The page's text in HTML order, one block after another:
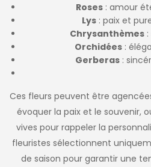
Roses: amour
Lys: paix et
Chrysanthèmes
Orchidées:
Gerberas :
Ces fleurs peuvent être
évoquer la paix et le souvenir,
vives pour rappeler la
fleuristes sélectionnent
de saison pour garantir une